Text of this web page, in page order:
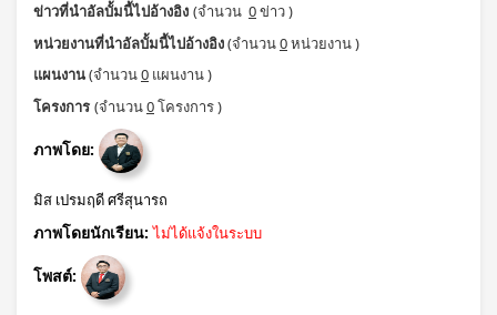
ข่าวที่นำอัลบั้มนี้ไปอ้างอิง (จำนวน 0ข่าว )
หน่วยงานที่นำอัลบั้มนี้ไปอ้างอิง(จำนวน0หน่วยงาน )
แผนงาน(จำนวน0 แผนงาน )
โครงการ (จำนวน0โครงการ )
ภาพโดย:
มิส เปรมฤดี ศรีสุนารถ
ภาพโดยนักเรียน: ไม่ได้แจ้งในระบบ
โพสต์: